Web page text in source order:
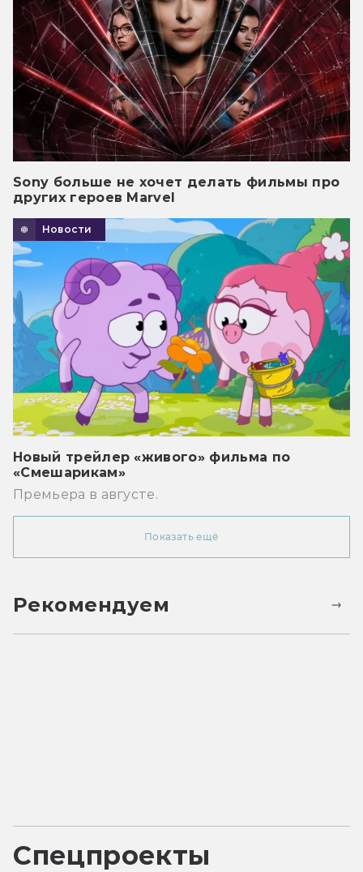
Sony больше не хочет делать фильмы про
других героев Marvel
Новости
Новый трейлер «живого» фильма по
«Смешарикам»
Премьера в августе.
Показать ещё
Рекомендуем
Спецпроекты